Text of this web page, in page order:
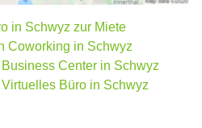
in Schwyz zur Miete
Coworking in Schwyz
Center in Schwyz
Büro in Schwyz